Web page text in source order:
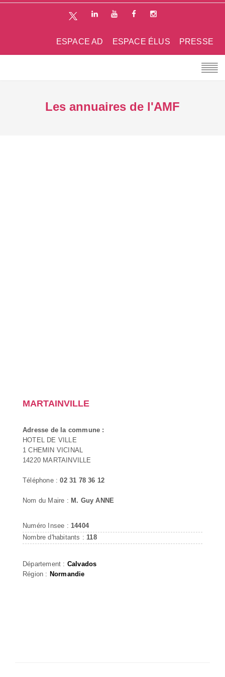
PRESSE
ESPACE ÉLUS
ESPACE AD
Les annuaires de l'AMF
MARTAINVILLE
Adresse de la commune :
HOTEL DE VILLE
1 CHEMIN VICINAL
14220 MARTAINVILLE
Téléphone :02 31 78 36 12
Nom du Maire : M. Guy ANNE
Numéro Insee : 14404
Nombre d'habitants : 118
Département : Calvados
Région : Normandie